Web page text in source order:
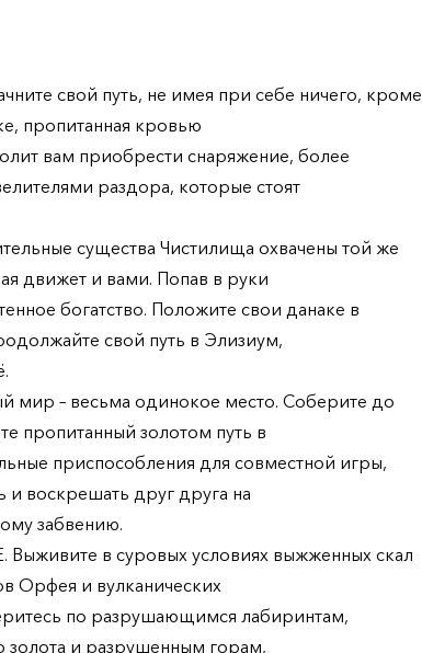
свой путь, не имея при себе ничего, кроме
пропитанная кровью
вам приобрести снаряжение, более
раздора, которые стоят
существа Чистилища охвачены той же
движет и вами. Попав в руки
богатство. Положите свои данаке в
свой путь в Элизиум,
– весьма одинокое место. Соберите до
пропитанный золотом путь в
приспособления для совместной игры,
воскрешать друг друга на
забвению.
в суровых условиях выжженных скал
Орфея и вулканических
по разрушающимся лабиринтам,
золота и разрушенным горам,